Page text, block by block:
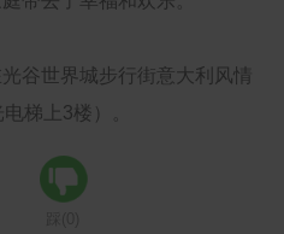
谷世界城步行街意大利风情
梯上3楼）。